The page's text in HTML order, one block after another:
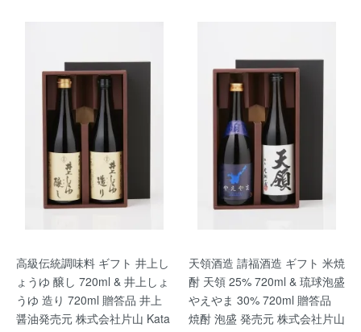
高級伝統調味料 ギフト 井上し
ょうゆ 醸し 720ml & 井上しょ
うゆ 造り 720ml 贈答品 井上
醤油発売元 株式会社片山 Kata
天領酒造 請福酒造 ギフト 米焼
酎 天領 25% 720ml & 琉球泡盛
やえやま 30% 720ml 贈答品
焼酎 泡盛 発売元 株式会社片山